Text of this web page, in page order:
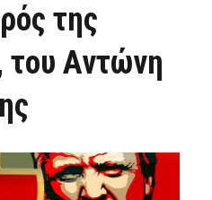
της
του Αντώνη